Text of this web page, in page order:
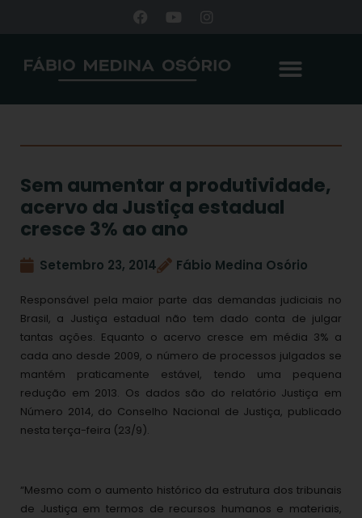
Sem aumentar a produtividade,
acervo da Justiça estadual
cresce 3% ao ano
Setembro 23, 2014 Fábio Medina Osório
Responsável pela maior parte das demandas judiciais no
Brasil, a Justiça estadual não tem dado conta de julgar
tantas ações. Equanto o acervo cresce em média 3% a
cada ano desde 2009, o número de processos julgados se
mantém praticamente estável, tendo uma pequena
redução em 2013. Os dados são do relatório Justiça em
Número 2014, do Conselho Nacional de Justiça, publicado
nesta terça-feira (23/9).
“Mesmo com o aumento histórico da estrutura dos tribunais
de Justiça em termos de recursos humanos e materiais,